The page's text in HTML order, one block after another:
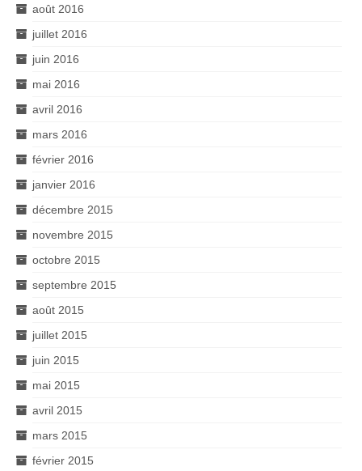
août 2016
juillet 2016
juin 2016
mai 2016
avril 2016
mars 2016
février 2016
janvier 2016
décembre 2015
novembre 2015
octobre 2015
septembre 2015
août 2015
juillet 2015
juin 2015
mai 2015
avril 2015
mars 2015
février 2015